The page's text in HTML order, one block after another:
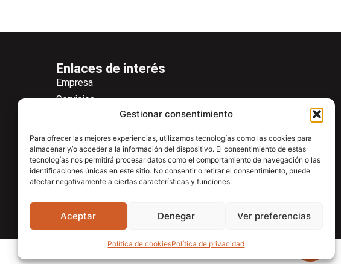
Gestionar consentimiento
Para ofrecer las mejores experiencias, utilizamos tecnologías como las cookies para
almacenar y/o acceder a la información del dispositivo. El consentimiento de estas
tecnologías nos permitirá procesar datos como el comportamiento de navegación o las
identificaciones únicas en este sitio. No consentir o retirar el consentimiento, puede
afectar negativamente a ciertas características y funciones.
Aceptar Denegar Ver preferencias
Política de cookiesPolítica de privacidad
Enlaces de interés
Empresa
Servicios
Newsletter
Descargas
Contacto
Centro de ayuda